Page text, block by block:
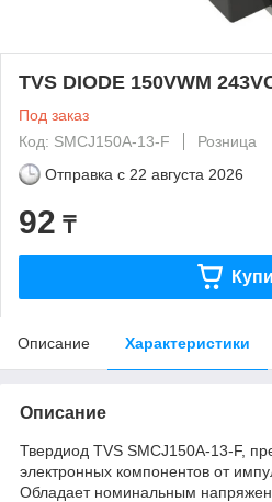
TVS DIODE 150VWM
Под заказ
Код: SMCJ150A-13-F
Розница
Отправка с 22 августа 2026
92 ₸
Описание Характеристики
Описание
Твердиод TVS SMCJ150A-13-F,
электронных компонентов от
Обладает номинальным